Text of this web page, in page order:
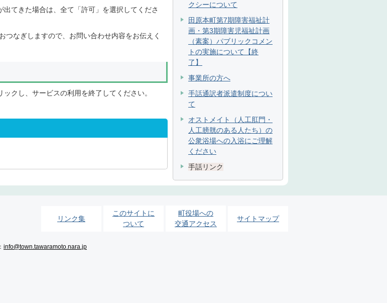
てきた場合は、全て「許可」を選択してくださ
なぎしますので、お問い合わせ内容をお伝えく
クし、サービスの利用を終了してください。
クシーについて
田原本町第7期障害福祉計
画・第3期障害児福祉計画
（素案）パブリックコメン
トの実施について【終
了】
事業所の方へ
手話通訳者派遣制度につい
て
オストメイト（人工肛門・
人工膀胱のある人たち）の
公衆浴場への入浴にご理解
ください
手話リンク
リンク集
このサイトに
ついて
町役場への
交通アクセス
サイトマップ
info@town.tawaramoto.nara.jp